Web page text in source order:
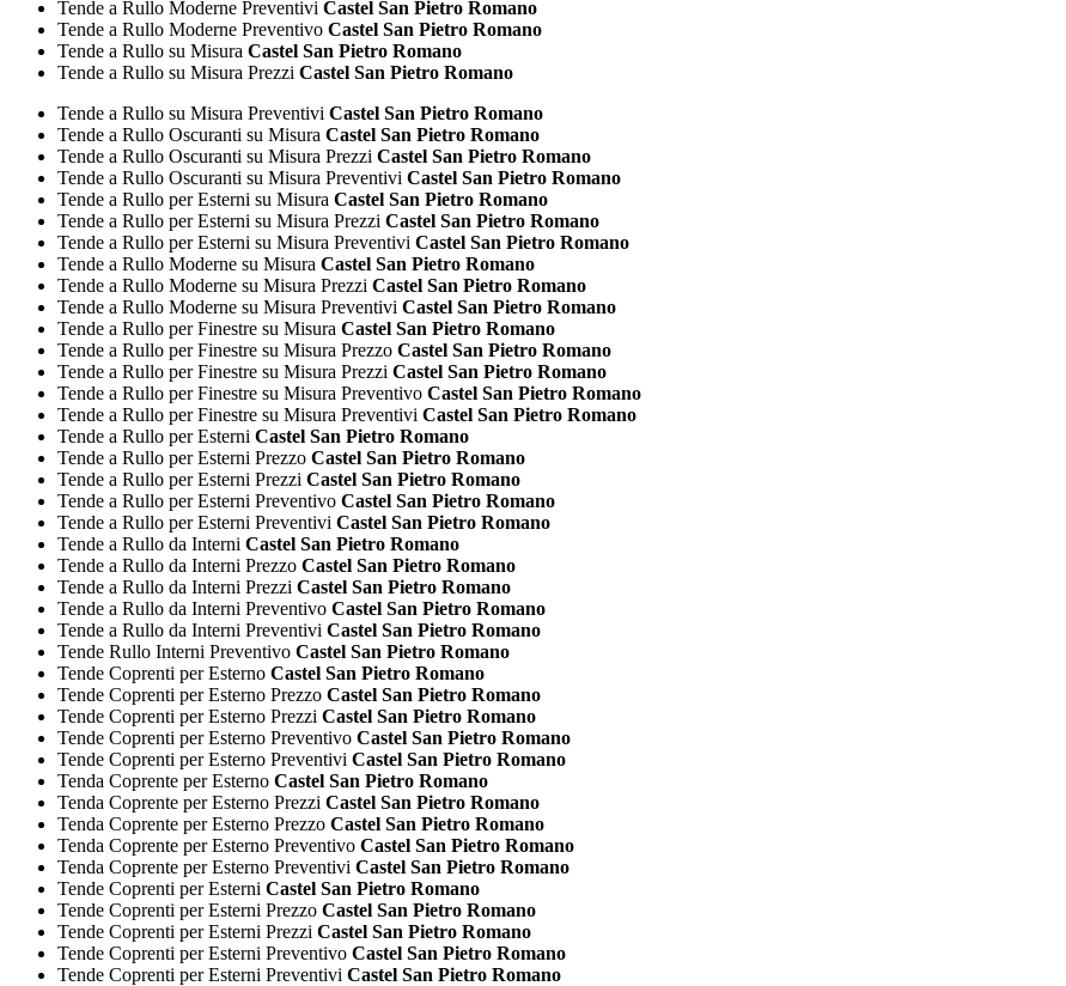
Tende a Rullo Moderne Preventivi Castel San Pietro Romano
Tende a Rullo Moderne Preventivo Castel San Pietro Romano
Tende a Rullo su Misura Castel San Pietro Romano
Tende a Rullo su Misura Prezzi Castel San Pietro Romano
Tende a Rullo su Misura Preventivi Castel San Pietro Romano
Tende a Rullo Oscuranti su Misura Castel San Pietro Romano
Tende a Rullo Oscuranti su Misura Prezzi Castel San Pietro Romano
Tende a Rullo Oscuranti su Misura Preventivi Castel San Pietro Romano
Tende a Rullo per Esterni su Misura Castel San Pietro Romano
Tende a Rullo per Esterni su Misura Prezzi Castel San Pietro Romano
Tende a Rullo per Esterni su Misura Preventivi Castel San Pietro Romano
Tende a Rullo Moderne su Misura Castel San Pietro Romano
Tende a Rullo Moderne su Misura Prezzi Castel San Pietro Romano
Tende a Rullo Moderne su Misura Preventivi Castel San Pietro Romano
Tende a Rullo per Finestre su Misura Castel San Pietro Romano
Tende a Rullo per Finestre su Misura Prezzo Castel San Pietro Romano
Tende a Rullo per Finestre su Misura Prezzi Castel San Pietro Romano
Tende a Rullo per Finestre su Misura Preventivo Castel San Pietro Romano
Tende a Rullo per Finestre su Misura Preventivi Castel San Pietro Romano
Tende a Rullo per Esterni Castel San Pietro Romano
Tende a Rullo per Esterni Prezzo Castel San Pietro Romano
Tende a Rullo per Esterni Prezzi Castel San Pietro Romano
Tende a Rullo per Esterni Preventivo Castel San Pietro Romano
Tende a Rullo per Esterni Preventivi Castel San Pietro Romano
Tende a Rullo da Interni Castel San Pietro Romano
Tende a Rullo da Interni Prezzo Castel San Pietro Romano
Tende a Rullo da Interni Prezzi Castel San Pietro Romano
Tende a Rullo da Interni Preventivo Castel San Pietro Romano
Tende a Rullo da Interni Preventivi Castel San Pietro Romano
Tende Rullo Interni Preventivo Castel San Pietro Romano
Tende Coprenti per Esterno Castel San Pietro Romano
Tende Coprenti per Esterno Prezzo Castel San Pietro Romano
Tende Coprenti per Esterno Prezzi Castel San Pietro Romano
Tende Coprenti per Esterno Preventivo Castel San Pietro Romano
Tende Coprenti per Esterno Preventivi Castel San Pietro Romano
Tenda Coprente per Esterno Castel San Pietro Romano
Tenda Coprente per Esterno Prezzi Castel San Pietro Romano
Tenda Coprente per Esterno Prezzo Castel San Pietro Romano
Tenda Coprente per Esterno Preventivo Castel San Pietro Romano
Tenda Coprente per Esterno Preventivi Castel San Pietro Romano
Tende Coprenti per Esterni Castel San Pietro Romano
Tende Coprenti per Esterni Prezzo Castel San Pietro Romano
Tende Coprenti per Esterni Prezzi Castel San Pietro Romano
Tende Coprenti per Esterni Preventivo Castel San Pietro Romano
Tende Coprenti per Esterni Preventivi Castel San Pietro Romano